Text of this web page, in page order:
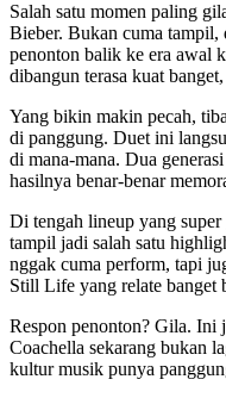
Salah satu momen paling
Bieber. Bukan cuma tampil,
penonton balik ke era awal
dibangun terasa kuat
Yang bikin makin pecah,
di panggung. Duet ini
di mana-mana. Dua
hasilnya benar-benar
Di tengah lineup yang
tampil jadi salah satu
nggak cuma perform, tapi
Still Life yang relate banget
Respon penonton? Gila. Ini
Coachella sekarang bukan
kultur musik punya